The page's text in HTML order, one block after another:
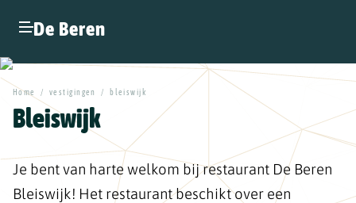
De Beren
Home / vestigingen / bleiswijk
Bleiswijk
Je bent van harte welkom bij restaurant De Beren
Bleiswijk! Het restaurant beschikt over een